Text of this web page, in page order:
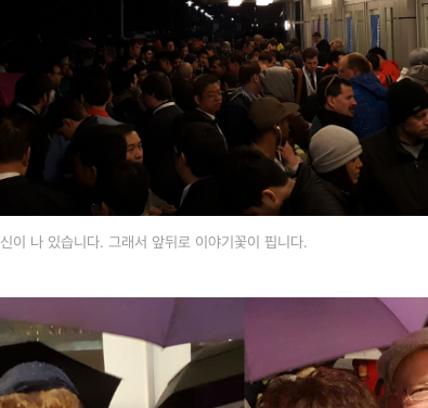
이 나 있습니다. 그래서 앞뒤로 이야기꽃이 핍니다.